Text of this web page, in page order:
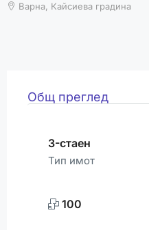
Варна, Кайсиева градина
Общ преглед
3-стаен
Тип имот
100